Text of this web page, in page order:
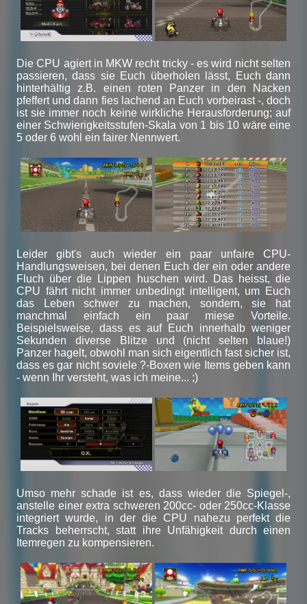
Die CPU agiert in MKW recht tricky - es wird nicht selten
passieren, dass sie Euch überholen lässt, Euch dann
hinterhältig z.B. einen roten Panzer in den Nacken
pfeffert und dann fies lachend an Euch vorbeirast -, doch
ist sie immer noch keine wirkliche Herausforderung; auf
einer Schwierigkeitsstufen-Skala von 1 bis 10 wäre eine
5 oder 6 wohl ein fairer Nennwert.
Leider gibt's auch wieder ein paar unfaire CPU-
Handlungsweisen, bei denen Euch der ein oder andere
Fluch über die Lippen huschen wird. Das heisst, die
CPU fährt nicht immer unbedingt intelligent, um Euch
das Leben schwer zu machen, sondern, sie hat
manchmal einfach ein paar miese Vorteile.
Beispielsweise, dass es auf Euch innerhalb weniger
Sekunden diverse Blitze und (nicht selten blaue!)
Panzer hagelt, obwohl man sich eigentlich fast sicher ist,
dass es gar nicht soviele ?-Boxen wie Items geben kann
- wenn Ihr versteht, was ich meine... ;)
Umso mehr schade ist es, dass wieder die Spiegel-,
anstelle einer extra schweren 200cc- oder 250cc-Klasse
integriert wurde, in der die CPU nahezu perfekt die
Tracks beherrscht, statt ihre Unfähigkeit durch einen
Itemregen zu kompensieren.